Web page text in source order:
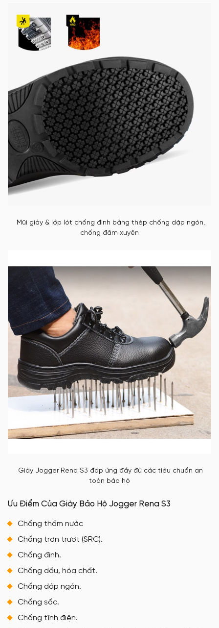
Mũi giày & lớp lót chống đinh bằng thép chống dập ngón,
chống đâm xuyên
Giày Jogger Rena S3 đáp ứng đầy đủ các tiêu chuẩn an
toàn bảo hộ
Ưu Điểm Của Giày Bảo Hộ Jogger Rena S3
Chống thấm nước
Chống trơn trượt (SRC).
Chống đinh.
Chống dầu, hóa chất.
Chống dập ngón.
Chống sốc.
Chống tĩnh điện.